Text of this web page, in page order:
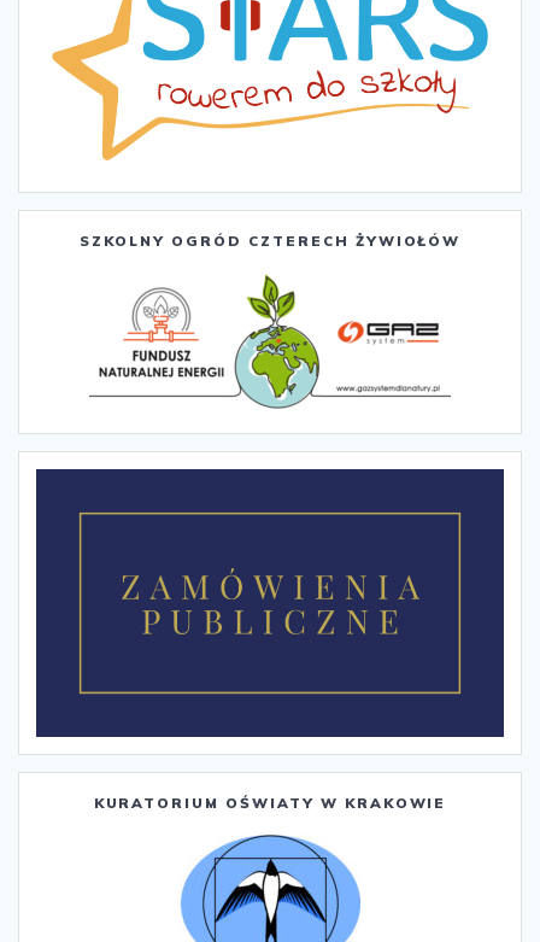
SZKOLNY OGRÓD CZTERECH ŻYWIOŁÓW
KURATORIUM OŚWIATY W KRAKOWIE